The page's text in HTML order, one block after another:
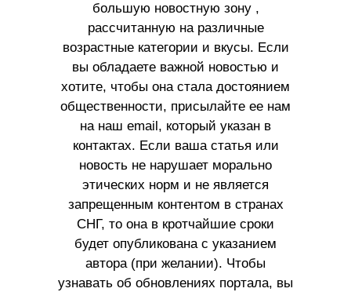
большую новостную зону ,
рассчитанную на различные
возрастные категории и вкусы. Если
вы обладаете важной новостью и
хотите, чтобы она стала достоянием
общественности, присылайте ее нам
на наш email, который указан в
контактах. Если ваша статья или
новость не нарушает морально
этических норм и не является
запрещенным контентом в странах
СНГ, то она в кротчайшие сроки
будет опубликована с указанием
автора (при желании). Чтобы
узнавать об обновлениях портала, вы